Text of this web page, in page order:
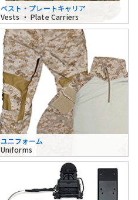
ベスト・プレートキャリア
Vests ・ Plate Carriers
ユニフォーム
Uniforms